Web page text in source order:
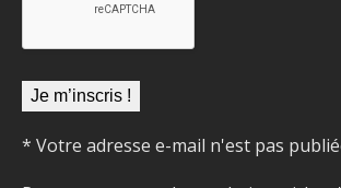
* Votre adresse e-mail n'est pas